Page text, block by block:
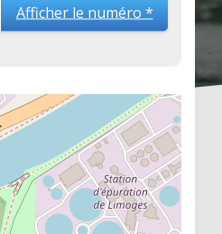
Afficher le numéro *